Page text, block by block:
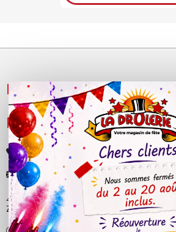
NOS PRODUITS
LÉGAL
+33 (0)4 50 40 81 00
contact@ladrolerie.fr
38 Rue de la Maladière
Z.A de la maladiere 01210 Ornex